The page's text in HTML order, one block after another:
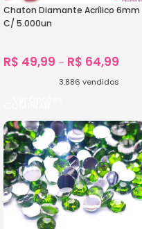
Chaton Diamante Acrílico 6mm
C/ 5.000un
R$ 49,99 – R$ 64,99
3.886 vendidos